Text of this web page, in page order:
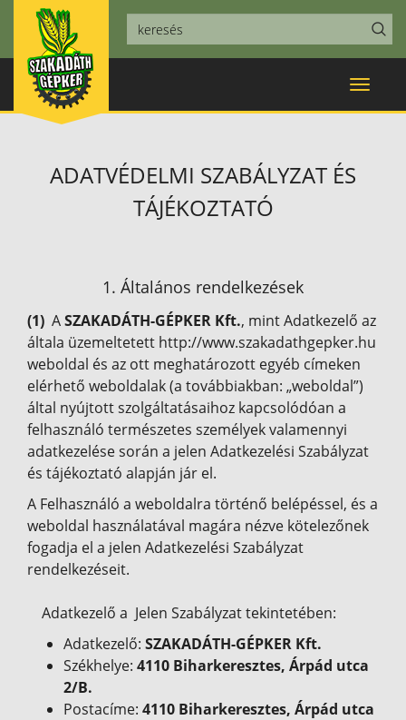
Toggle
ADATVÉDELMI SZABÁLYZAT ÉS
TÁJÉKOZTATÓ
1. Általános rendelkezések
(1) ASZAKADÁTH-GÉPKER Kft., mint Adatkezelő az
általa üzemeltetett http://www.szakadathgepker.hu
weboldal és az ott meghatározott egyéb címeken
elérhető weboldalak (a továbbiakban: „weboldal”)
által nyújtott szolgáltatásaihoz kapcsolódóan a
felhasználó természetes személyek valamennyi
adatkezelése során a jelen Adatkezelési Szabályzat
és tájékoztató alapján jár el.
A Felhasználó a weboldalra történő belépéssel, és a
weboldal használatával magára nézve kötelezőnek
fogadja el a jelen Adatkezelési Szabályzat
rendelkezéseit.
Adatkezelő a Jelen Szabályzat tekintetében:
Adatkezelő: SZAKADÁTH-GÉPKER Kft.
Székhelye: 4110 Biharkeresztes, Árpád utca
2/B.
Postacíme: 4110 Biharkeresztes, Árpád utca